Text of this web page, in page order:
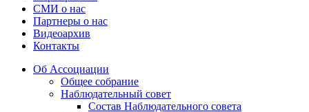
СМИ о нас
Партнеры о нас
Видеоархив
Контакты
Об Ассоциации
Общее собрание
Наблюдательный совет
Состав Наблюдательного совета